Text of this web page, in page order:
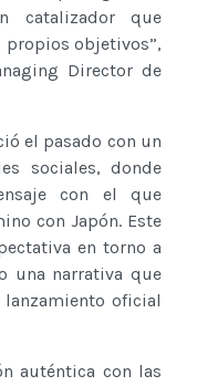
catalizador que
propios objetivos”,
Director de
el pasado con un
sociales, donde
con el que
con Japón. Este
en torno a
una narrativa que
oficial
auténtica con las